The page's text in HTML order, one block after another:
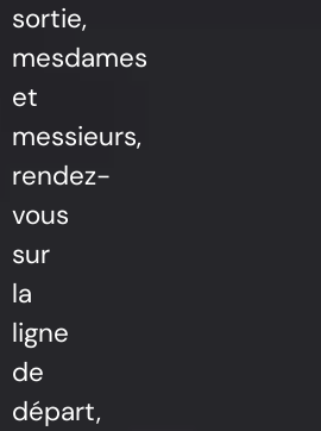
sortie,
mesdames
et
messieurs,
rendez-
vous
sur
la
ligne
de
départ,